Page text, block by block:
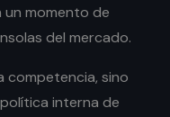
un momento de
del mercado.
competencia, sino
interna de